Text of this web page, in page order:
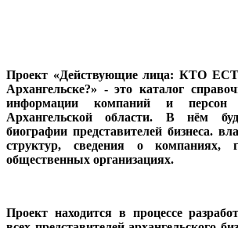
Проект «Действующие лица: КТО
Архангельске?» - это каталог
информации компаний и персон
Архангельской области. В нём
биографии представителей бизнеса.
структур, сведения о компаниях,
общественных организациях.
Проект находится в процессе